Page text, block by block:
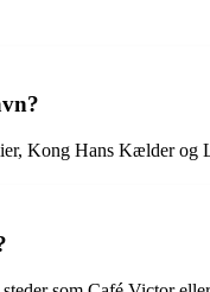
Kong Hans Kælder og